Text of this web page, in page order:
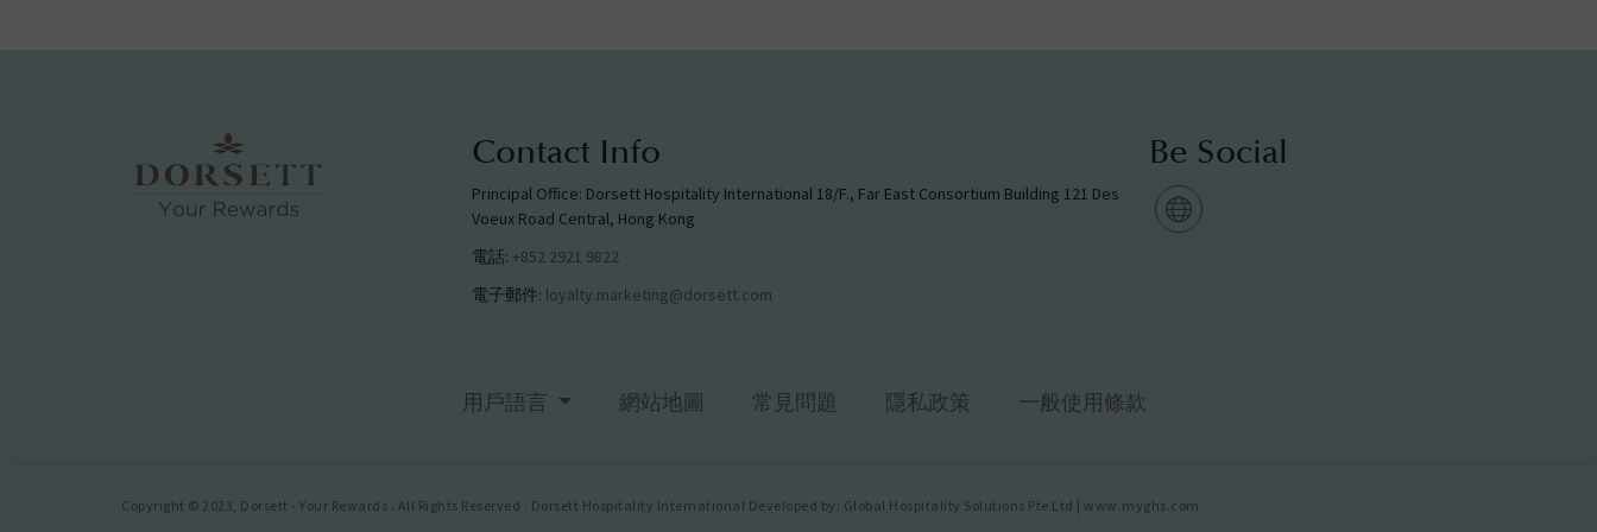
Contact Info
Principal Office: Dorsett Hospitality International 18/F., Far East Consortium Building 121 Des
Voeux Road Central, Hong Kong
電話: +852 2921 9822
電子郵件: loyalty.marketing@dorsett.com
Be Social
用戶語言 網站地圖 常見問題 隱私政策 一般使用條款
Copyright © 2023, Dorsett - Your Rewards . All Rights Reserved . Dorsett Hospitality International Developed by: Global Hospitality Solutions Pte Ltd | www.myghs.com